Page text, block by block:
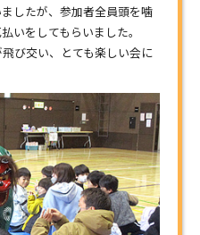
したが、参加者全員頭を噛
いをしてもらいました。
び交い、とても楽しい会に